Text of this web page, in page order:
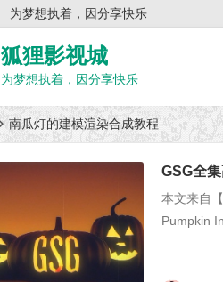
为梦想执着，因分享快乐
狐狸影视城
为梦想执着，因分享快乐
南瓜灯的建模渲染合成教程
GSG全
本文来自
Pumpkin
近日网站访问异常公告